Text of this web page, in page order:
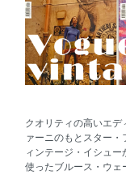
クオリティの高いエ
ァーニのもとスター
ィンテージ・イシュ
使ったブルース・ウェ